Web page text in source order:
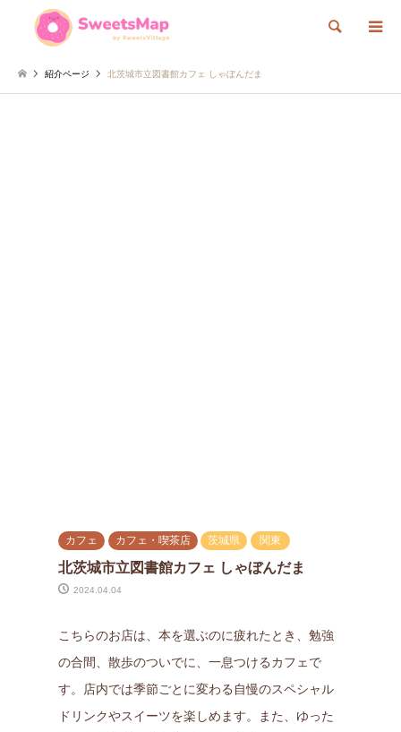
検索
紹介ページ 北茨城市立図書館カフェ しゃぼんだま
カフェ カフェ・喫茶店 茨城県 関東
北茨城市立図書館カフェ しゃぼんだま
2024.04.04
こちらのお店は、本を選ぶのに疲れたとき、勉強
の合間、散歩のついでに、一息つけるカフェで
す。店内では季節ごとに変わる自慢のスペシャル
ドリンクやスイーツを楽しめます。また、ゆった